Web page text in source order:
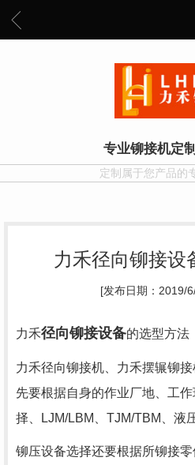
专业铆接机定
定制属于您产品的
力禾径向铆接设
[发布日期：2019/
力禾径向铆接设备的选型方法
力禾径向铆接机、力禾摆辗铆
先要根据自身的作业厂地、工
择、LJM/LBM、TJM/TBM、液
铆压设备选择还要根据所铆接